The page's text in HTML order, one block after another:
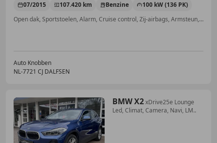
07/2015 107.420 km Benzine
100 kW (136 PK)
Open dak, Sportstoelen, Alarm, Cruise control, Zij-airbags, Armsteun, Stoelverwarming, Met onderhoudshistorie
Auto Knobben
NL-7721 CJ DALFSEN
BMW X2xDrive25e Lounge
Led, Climat, Camera, Navi, LM..